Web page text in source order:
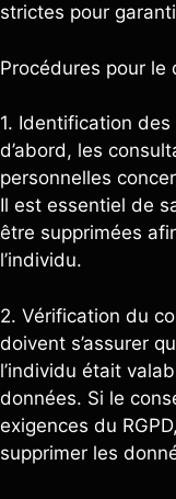
strictes pour
Procédures pour le
1. Identification
d’abord, les
personnelles
Il est essentiel de
être supprimées
l’individu.
2. Vérification du
doivent s’assurer
l’individu était
données. Si le
exigences du
supprimer les